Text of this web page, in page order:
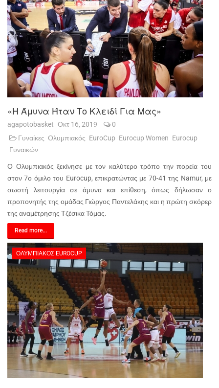
«Η Άμυνα Ήταν Το Κλειδί Για Μας»
agapotobasket Οκτ 16, 2019
0
Γυναίκες Ολυμπιακός EuroCup Eurocup Women Eurocup
Γυναικών
Ο Ολυμπιακός ξεκίνησε με τον καλύτερο τρόπο την πορεία του
στον 7ο όμιλο του Eurocup, επικρατώντας με 70-41 της Namur, με
σωστή λειτουργία σε άμυνα και επίθεση, όπως δήλωσαν ο
προπονητής της ομάδας Γιώργος Παντελάκης και η πρώτη σκόρερ
της αναμέτρησης Τζέσικα Τόμας.
Read more...
ΟΛΥΜΠΙΑΚΌΣ EUROCUP